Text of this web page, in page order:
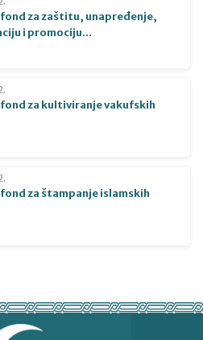
za zaštitu, unapređenje,
i promociju...
za kultiviranje vakufskih
za štampanje islamskih